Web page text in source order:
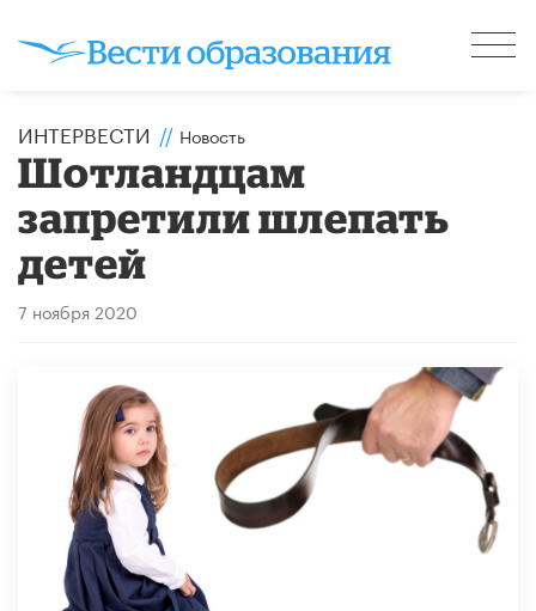
ИНТЕРВЕСТИ // Новость
Шотландцам
запретили шлепать
детей
7 ноября 2020